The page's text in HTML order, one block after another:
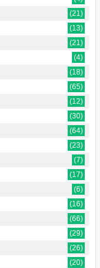
(21)
(13)
(21)
(4)
(18)
(65)
(12)
(30)
(64)
(23)
(7)
(17)
(6)
(16)
(66)
(29)
(26)
(20)